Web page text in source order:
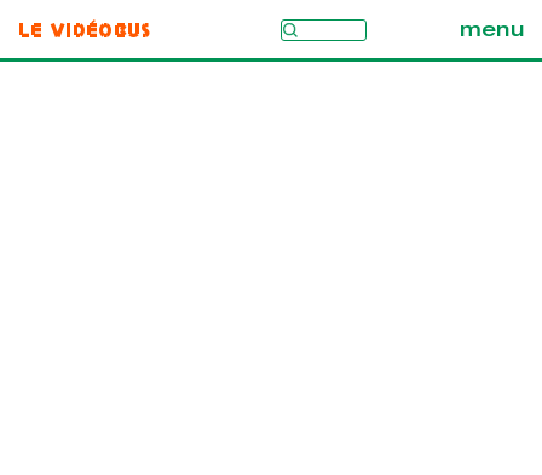
Le Vidéobus menu